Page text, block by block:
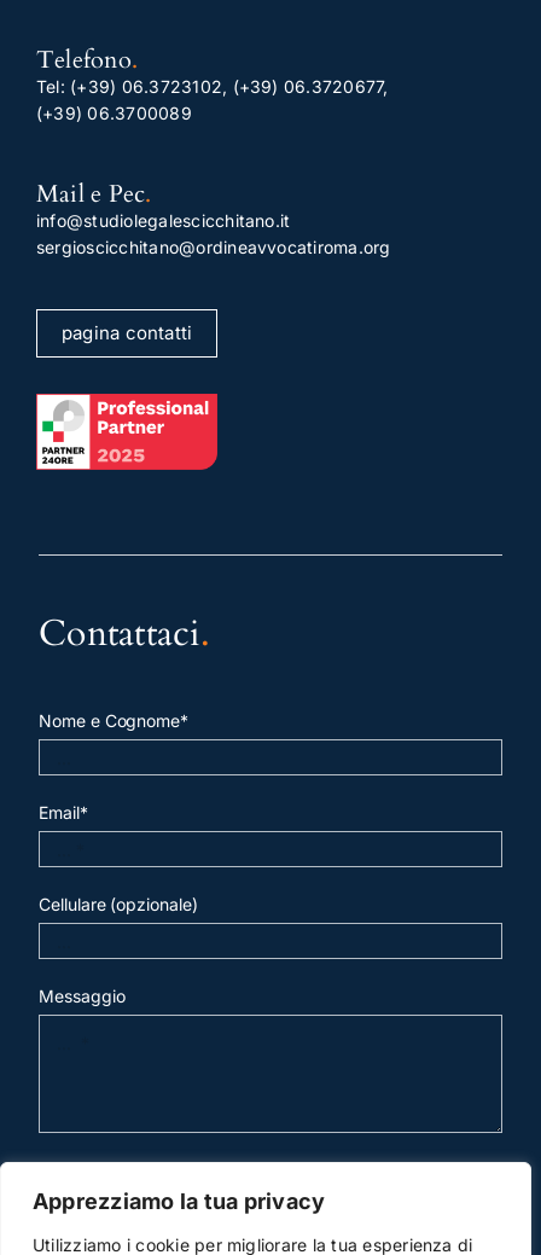
Apprezziamo la tua privacy
Utilizziamo i cookie per migliorare la tua esperienza di
Telefono.
Tel: (+39) 06.3723102, (+39) 06.3720677,
(+39) 06.3700089
Mail e Pec.
info@studiolegalescicchitano.it
sergioscicchitano@ordineavvocatiroma.org
pagina contatti
Contattaci.
Nome e Cognome*
Email*
Cellulare (opzionale)
Messaggio
invia mail